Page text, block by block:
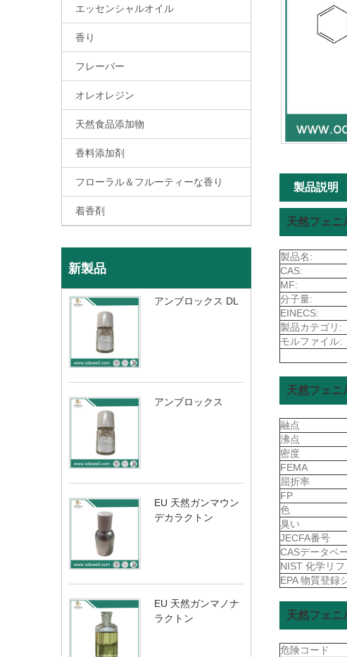
エッセンシャルオイル
香り
フレーバー
オレオレジン
天然食品添加物
香料添加剤
フローラル＆フルーティーな香り
着香剤
新製品
アンブロックス DL
アンブロックス
EU 天然ガンマウン
デカラクトン
EU 天然ガンマノナ
ラクトン
製品説明
天然フェニ
製品名:
CAS:
MF:
分子量:
EINECS:
製品カテゴリ:
モルファイル:
天然フェニ
融点
沸点
密度
FEMA
屈折率
FP
色
臭い
JECFA番号
CASデータベ
NIST 化学リフ
EPA 物質登録
天然フェニ
危険コード